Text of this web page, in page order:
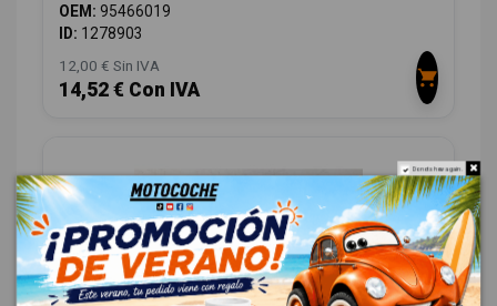
OEM: 95466019
ID: 1278903
12,00 € Sin IVA
14,52 € Con IVA
Do not show again.